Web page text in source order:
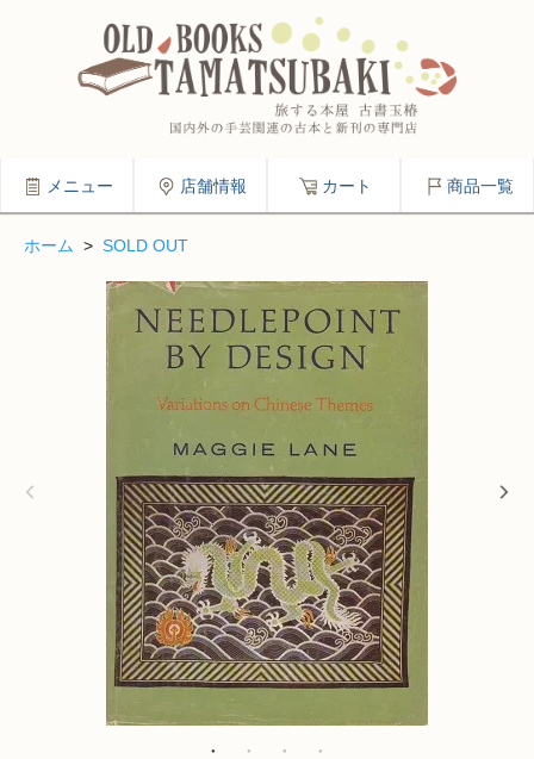
メニュー 店舗情報 カート 商品一覧
ホーム > SOLD OUT